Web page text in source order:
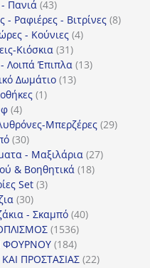
Πανιά 4343
προϊόντα
Ραφιέρες - Βιτρίνες 88
- Κούνιες 44
Κιόσκια 3131
προϊόντα
Λοιπά Έπιπλα 1313
Δωμάτιο 1313
11
44
προϊόνταΜπερζέρες 2929
3030
προϊόντα
- Μαξιλάρια 2727
& Βοηθητικά 1818
Set 33
3030
προϊόντα
- Σκαμπό 4040
15361536
προϊόντα
ΦΟΥΡΝΟΥ 184184
προϊόντα
ΠΡΟΣΤΑΣΙΑΣ 2222